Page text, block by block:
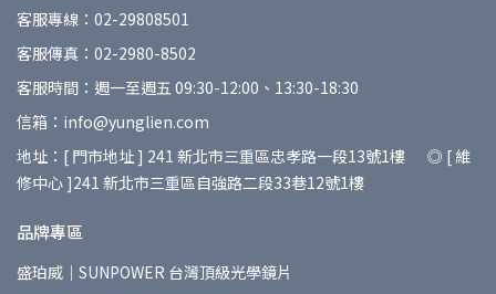
客服專線：02-29808501
客服傳真：02-2980-8502
客服時間：週一至週五 09:30-12:00、13:30-18:30
信箱：info@yunglien.com
地址：[ 門市地址 ] 241 新北市三重區忠孝路一段13號1樓 ◎ [ 維
修中心 ]241 新北市三重區自強路二段33巷12號1樓
品牌專區
盛珀威｜SUNPOWER 台灣頂級光學鏡片